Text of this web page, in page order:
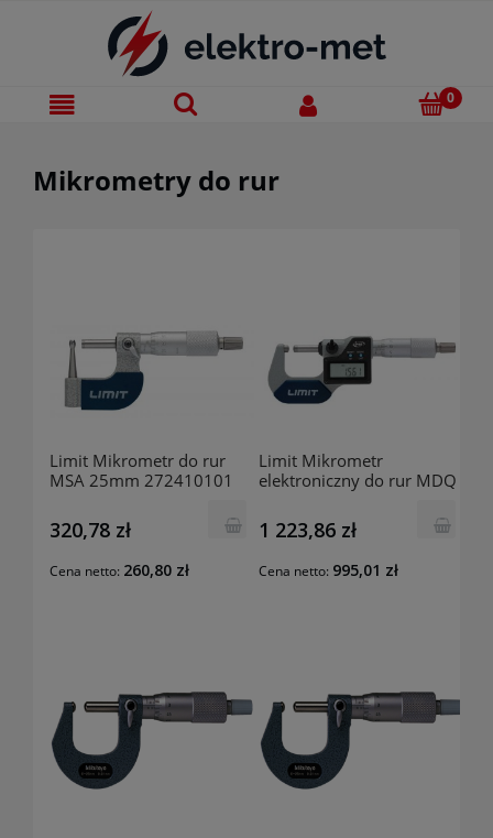
Mikrometry do rur
Limit Mikrometr do rur
MSA 25mm 272410101
320,78 zł
Cena netto: 260,80 zł
Limit Mikrometr
elektroniczny do rur MDQ
1 223,86 zł
Cena netto: 995,01 zł